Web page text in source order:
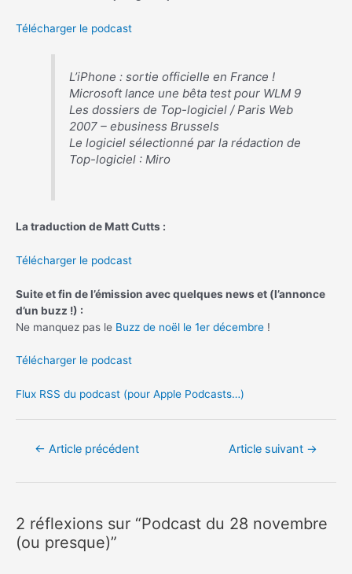
Télécharger le podcast
L’iPhone : sortie officielle en France !
Microsoft lance une bêta test pour WLM 9
Les dossiers de Top-logiciel / Paris Web
2007 – ebusiness Brussels
Le logiciel sélectionné par la rédaction de
Top-logiciel : Miro
La traduction de Matt Cutts :
Télécharger le podcast
Suite et fin de l’émission avec quelques news et (l’annonce
d’un buzz !) :
Ne manquez pas le Buzz de noël le 1er décembre !
Télécharger le podcast
Flux RSS du podcast (pour Apple Podcasts…)
Navigation
← Article précédent Article suivant →
2 réflexions sur “Podcast du 28 novembre
(ou presque)”